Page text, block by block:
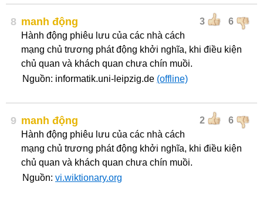
8 3 6
manh động
Hành động phiêu lưu của các nhà cách
mạng chủ trương phát động khởi nghĩa, khi điều kiện
chủ quan và khách quan chưa chín muồi.
Nguồn: informatik.uni-leipzig.de (offline)
9 2 6
manh động
Hành động phiêu lưu của các nhà cách
mạng chủ trương phát động khởi nghĩa, khi điều kiện
chủ quan và khách quan chưa chín muồi.
Nguồn: vi.wiktionary.org